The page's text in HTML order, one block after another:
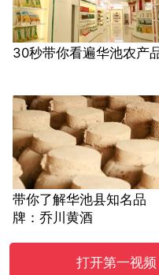
30秒带你看遍华池农产
带你了解华池县知名品
牌：乔川黄酒
打开第一视